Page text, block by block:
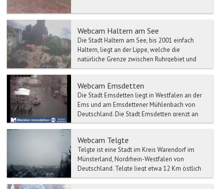
Webcam Haltern am See
Die Stadt Haltern am See, bis 2001 einfach
Haltern, liegt an der Lippe, welche die
natürliche Grenze zwischen Ruhrgebiet und
Münsterland darstellt ...
Webcam Emsdetten
Die Stadt Emsdetten liegt in Westfalen an der
Ems und am Emsdettener Mühlenbach von
Deutschland. Die Stadt Emsdetten grenzt an
Rheine, Hörstel, Sae...
Webcam Telgte
Telgte ist eine Stadt im Kreis Warendorf im
Münsterland, Nordrhein-Westfalen von
Deutschland. Telgte liegt etwa 12 Km östlich
von Münster an der Em...